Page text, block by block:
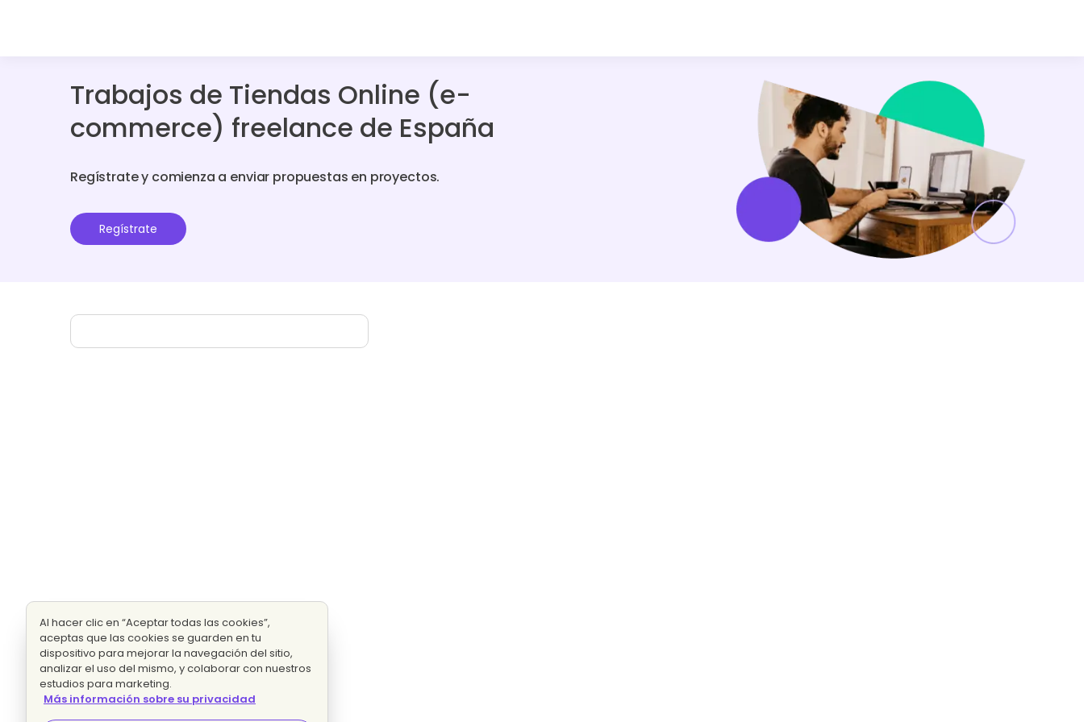
Trabajos de Tiendas Online (e-
commerce) freelance de España
Regístrate y comienza a enviar propuestas en proyectos.
Regístrate
Al hacer clic en “Aceptar todas las cookies”,
aceptas que las cookies se guarden en tu
dispositivo para mejorar la navegación del sitio,
analizar el uso del mismo, y colaborar con nuestros
estudios para marketing.
Más información sobre su privacidad